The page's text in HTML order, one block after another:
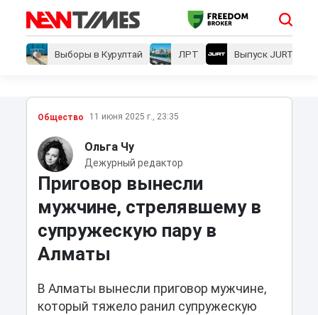
Выборы в Курултай ЛРТ Выпуск JURT
Общество 11 июня 2025 г., 23:35
Ольга Чу
Дежурный редактор
Приговор вынесли
мужчине, стрелявшему в
супружескую пару в
Алматы
В Алматы вынесли приговор мужчине,
который тяжело ранил супружескую